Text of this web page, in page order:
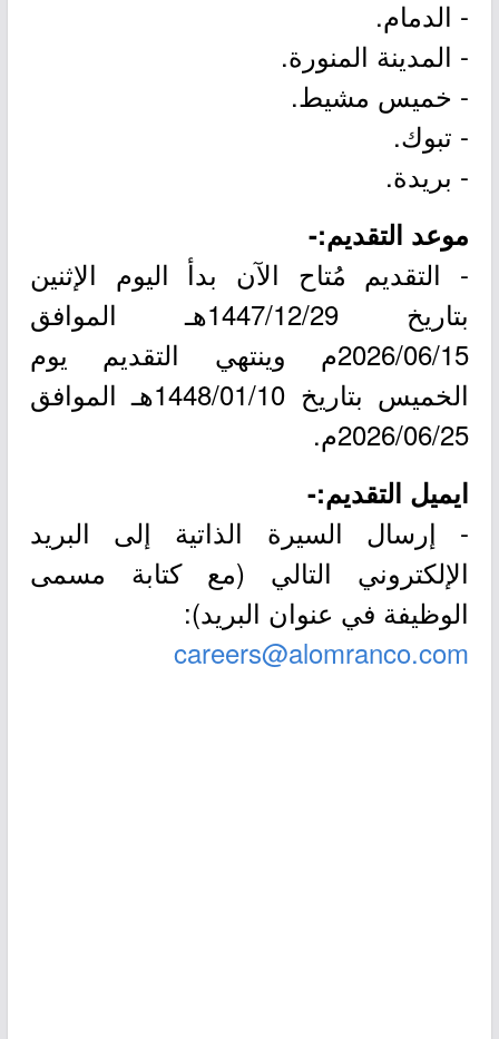
- الدمام.
- المدينة المنورة.
- خميس مشيط.
- تبوك.
- بريدة.
موعد التقديم:-
- التقديم مُتاح الآن بدأ اليوم الإثنين
بتاريخ 1447/12/29هـ الموافق
2026/06/15م وينتهي التقديم يوم
الخميس بتاريخ 1448/01/10هـ الموافق
2026/06/25م.
ايميل التقديم:-
- إرسال السيرة الذاتية إلى البريد
الإلكتروني التالي (مع كتابة مسمى
الوظيفة في عنوان البريد):
careers@alomranco.com